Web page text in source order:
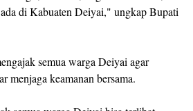
di Kabuaten Deiyai," ungkap Bupati
semua warga Deiyai agar
menjaga keamanan bersama.